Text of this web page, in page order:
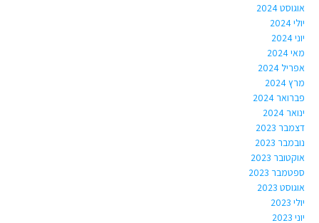
אוגוסט 2024
יולי 2024
יוני 2024
מאי 2024
אפריל 2024
מרץ 2024
פברואר 2024
ינואר 2024
דצמבר 2023
נובמבר 2023
אוקטובר 2023
ספטמבר 2023
אוגוסט 2023
יולי 2023
יוני 2023